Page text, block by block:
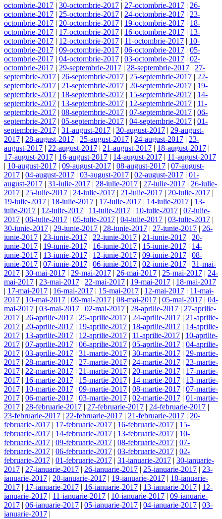
octombrie-2017 | 30-octombrie-2017 | 27-octombrie-2017 | 26-
octombrie-2017 | 25-octombrie-2017 | 24-octombrie-2017 | 23-
octombrie-2017 | 20-octombrie-2017 | 19-octombrie-2017 | 18-
octombrie-2017 | 17-octombrie-2017 | 16-octombrie-2017 | 13-
octombrie-2017 | 12-octombrie-2017 | 11-octombrie-2017 | 10-
octombrie-2017 | 09-octombrie-2017 | 06-octombrie-2017 | 05-
octombrie-2017 | 04-octombrie-2017 | 03-octombrie-2017 | 02-
octombrie-2017 | 29-septembrie-2017 | 28-septembrie-2017 | 27-
septembrie-2017 | 26-septembrie-2017 | 25-septembrie-2017 | 22-
septembrie-2017 | 21-septembrie-2017 | 20-septembrie-2017 | 19-
septembrie-2017 | 18-septembrie-2017 | 15-septembrie-2017 | 14-
septembrie-2017 | 13-septembrie-2017 | 12-septembrie-2017 | 11-
septembrie-2017 | 08-septembrie-2017 | 07-septembrie-2017 | 06-
septembrie-2017 | 05-septembrie-2017 | 04-septembrie-2017 | 01-
septembrie-2017 | 31-august-2017 | 30-august-2017 | 29-august-
2017 | 28-august-2017 | 25-august-2017 | 24-august-2017 | 23-
august-2017 | 22-august-2017 | 21-august-2017 | 18-august-2017 |
17-august-2017 | 16-august-2017 | 14-august-2017 | 11-august-2017
| 10-august-2017 | 09-august-2017 | 08-august-2017 | 07-august-
2017 | 04-august-2017 | 03-august-2017 | 02-august-2017 | 01-
august-2017 | 31-iulie-2017 | 28-iulie-2017 | 27-iulie-2017 | 26-iulie-
2017 | 25-iulie-2017 | 24-iulie-2017 | 21-iulie-2017 | 20-iulie-2017 |
19-iulie-2017 | 18-iulie-2017 | 17-iulie-2017 | 14-iulie-2017 | 13-
iulie-2017 | 12-iulie-2017 | 11-iulie-2017 | 10-iulie-2017 | 07-iulie-
2017 | 06-iulie-2017 | 05-iulie-2017 | 04-iulie-2017 | 03-iulie-2017 |
30-iunie-2017 | 29-iunie-2017 | 28-iunie-2017 | 27-iunie-2017 | 26-
iunie-2017 | 23-iunie-2017 | 22-iunie-2017 | 21-iunie-2017 | 20-
iunie-2017 | 19-iunie-2017 | 16-iunie-2017 | 15-iunie-2017 | 14-
iunie-2017 | 13-iunie-2017 | 12-iunie-2017 | 09-iunie-2017 | 08-
iunie-2017 | 07-iunie-2017 | 06-iunie-2017 | 02-iunie-2017 | 31-mai-
2017 | 30-mai-2017 | 29-mai-2017 | 26-mai-2017 | 25-mai-2017 | 24-
mai-2017 | 23-mai-2017 | 22-mai-2017 | 19-mai-2017 | 18-mai-2017
| 17-mai-2017 | 16-mai-2017 | 15-mai-2017 | 12-mai-2017 | 11-mai-
2017 | 10-mai-2017 | 09-mai-2017 | 08-mai-2017 | 05-mai-2017 | 04-
mai-2017 | 03-mai-2017 | 02-mai-2017 | 28-aprilie-2017 | 27-aprilie-
2017 | 26-aprilie-2017 | 25-aprilie-2017 | 24-aprilie-2017 | 21-aprilie-
2017 | 20-aprilie-2017 | 19-aprilie-2017 | 18-aprilie-2017 | 14-aprilie-
2017 | 13-aprilie-2017 | 12-aprilie-2017 | 11-aprilie-2017 | 10-aprilie-
2017 | 07-aprilie-2017 | 06-aprilie-2017 | 05-aprilie-2017 | 04-aprilie-
2017 | 03-aprilie-2017 | 31-martie-2017 | 30-martie-2017 | 29-martie-
2017 | 28-martie-2017 | 27-martie-2017 | 24-martie-2017 | 23-martie-
2017 | 22-martie-2017 | 21-martie-2017 | 20-martie-2017 | 17-martie-
2017 | 16-martie-2017 | 15-martie-2017 | 14-martie-2017 | 13-martie-
2017 | 10-martie-2017 | 09-martie-2017 | 08-martie-2017 | 07-martie-
2017 | 06-martie-2017 | 03-martie-2017 | 02-martie-2017 | 01-martie-
2017 | 28-februarie-2017 | 27-februarie-2017 | 24-februarie-2017 |
23-februarie-2017 | 22-februarie-2017 | 21-februarie-2017 | 20-
februarie-2017 | 17-februarie-2017 | 16-februarie-2017 | 15-
februarie-2017 | 14-februarie-2017 | 13-februarie-2017 | 10-
februarie-2017 | 09-februarie-2017 | 08-februarie-2017 | 07-
februarie-2017 | 06-februarie-2017 | 03-februarie-2017 | 02-
februarie-2017 | 01-februarie-2017 | 31-ianuarie-2017 | 30-ianuarie-
2017 | 27-ianuarie-2017 | 26-ianuarie-2017 | 25-ianuarie-2017 | 23-
ianuarie-2017 | 20-ianuarie-2017 | 19-ianuarie-2017 | 18-ianuarie-
2017 | 17-ianuarie-2017 | 16-ianuarie-2017 | 13-ianuarie-2017 | 12-
ianuarie-2017 | 11-ianuarie-2017 | 10-ianuarie-2017 | 09-ianuarie-
2017 | 06-ianuarie-2017 | 05-ianuarie-2017 | 04-ianuarie-2017 | 03-
ianuarie-2017 |